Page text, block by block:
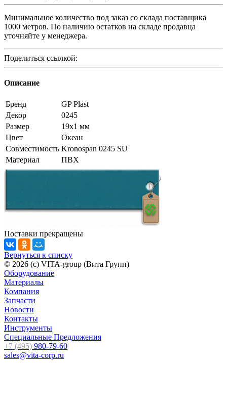
Минимальное количество под заказ со склада поставщика
1000 метров. По наличию остатков на складе продавца
уточняйте у менеджера.
Поделиться ссылкой:
Описание
Бренд
GP Plast
Декор
0245
Размер
19x1 мм
Цвет
Океан
Совместимость Kronospan 0245 SU
Материал
ПВХ
Поставки прекращены
Вернуться к списку
© 2026 (c) VITA-group (Вита Групп)
Оборудование
Материалы
Компания
Запчасти
Новости
Контакты
Инструменты
Специальные Предложения
+7 (495) 980-79-60
sales@vita-corp.ru